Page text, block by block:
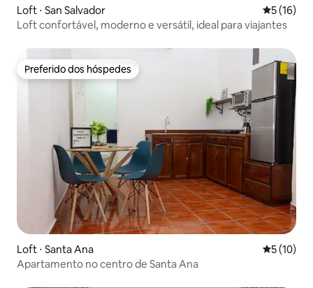
Loft ⋅ San Salvador 5 de uma
5 (16)
Loft confortável, moderno e versátil, ideal para viajantes
Preferido dos hóspedes
Preferido dos hóspedes
Loft ⋅ Santa Ana 5 de uma
5 (10)
Apartamento no centro de Santa Ana